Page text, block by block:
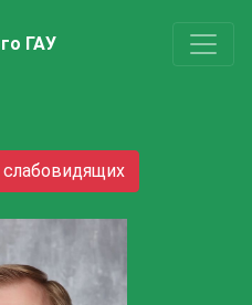
ГАУ
слабовидящих